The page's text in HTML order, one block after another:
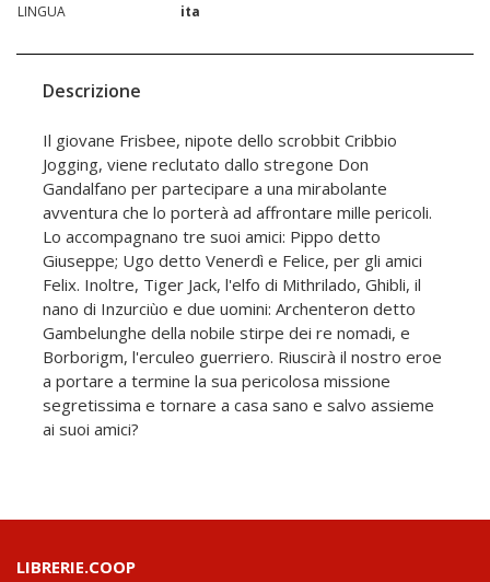
LINGUA
ita
Descrizione
Il giovane Frisbee, nipote dello scrobbit Cribbio
Jogging, viene reclutato dallo stregone Don
Gandalfano per partecipare a una mirabolante
avventura che lo porterà ad affrontare mille pericoli.
Lo accompagnano tre suoi amici: Pippo detto
Giuseppe; Ugo detto Venerdì e Felice, per gli amici
Felix. Inoltre, Tiger Jack, l'elfo di Mithrilado, Ghibli, il
nano di Inzurciùo e due uomini: Archenteron detto
Gambelunghe della nobile stirpe dei re nomadi, e
Borborigm, l'erculeo guerriero. Riuscirà il nostro eroe
a portare a termine la sua pericolosa missione
segretissima e tornare a casa sano e salvo assieme
ai suoi amici?
LIBRERIE.COOP